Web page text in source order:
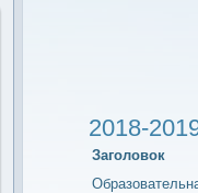
2018-
Заголовок